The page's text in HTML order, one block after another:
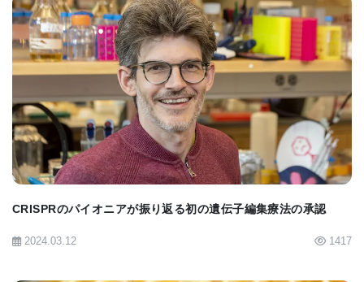
おいて、これらの110の部位のサブセットが、脳のサ
ンプルが病気の程度が高いか低いかを、70％以上の
精度で区別できることを示した。これは、アルツハ
イマー病の脳におけるエピジェネティックな変化が
非常に一貫性のあるものであることを示唆してい
る。今回の研究成果は、アルツハイマー病協会と英
国アルツハイマー病研究会が共同で実施している
「Brains for Dementia Research」コホートの脳サ
ンプルでも確認された。
BIOMARKET JP
CRISPRのパイオニアが振り返る初の遺伝子編集療法の承認
2024.03.12 1417